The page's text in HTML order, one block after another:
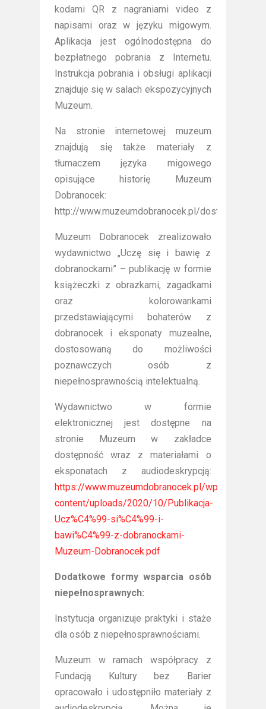
kodami QR z nagraniami video z
napisami oraz w języku migowym.
Aplikacja jest ogólnodostępna do
bezpłatnego pobrania z Internetu.
Instrukcja pobrania i obsługi aplikacji
znajduje się w salach ekspozycyjnych
Muzeum.
Na stronie internetowej muzeum
znajdują się także materiały z
tłumaczem języka migowego
opisujące historię Muzeum
Dobranocek:
http://www.muzeumdobranocek.pl/dostepnosc/
Muzeum Dobranocek zrealizowało
wydawnictwo „Uczę się i bawię z
dobranockami” – publikację w formie
książeczki z obrazkami, zagadkami
oraz kolorowankami
przedstawiającymi bohaterów z
dobranocek i eksponaty muzealne,
dostosowaną do możliwości
poznawczych osób z
niepełnosprawnością intelektualną.
Wydawnictwo w formie
elektronicznej jest dostępne na
stronie Muzeum w zakładce
dostępność wraz z materiałami o
eksponatach z audiodeskrypcją:
https://www.muzeumdobranocek.pl/wp-
content/uploads/2020/10/Publikacja-
Ucz%C4%99-si%C4%99-i-
bawi%C4%99-z-dobranockami-
Muzeum-Dobranocek.pdf
Dodatkowe formy wsparcia osób
niepełnosprawnych:
Instytucja organizuje praktyki i staże
dla osób z niepełnosprawnościami.
Muzeum w ramach współpracy z
Fundacją Kultury bez Barier
opracowało i udostępniło materiały z